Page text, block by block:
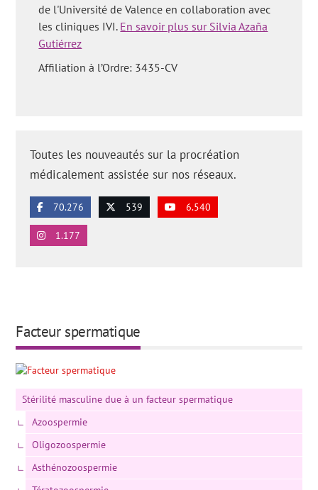
de l'Université de Valence en collaboration avec
les cliniques IVI. En savoir plus sur Silvia Azaña
Gutiérrez
Affiliation à l’Ordre: 3435-CV
Toutes les nouveautés sur la procréation
médicalement assistée sur nos réseaux.
70.276 539 6.540
1.177
Facteur spermatique
Stérilité masculine due à un facteur spermatique
Azoospermie
Oligozoospermie
Asthénozoospermie